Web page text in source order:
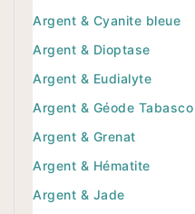
Argent & Cyanite bleue
Argent & Dioptase
Argent & Eudialyte
Argent & Géode Tabasco
Argent & Grenat
Argent & Hématite
Argent & Jade